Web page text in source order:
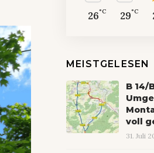
26°C 29°C
MEISTGELESEN
B 14/
voll
31. Juli